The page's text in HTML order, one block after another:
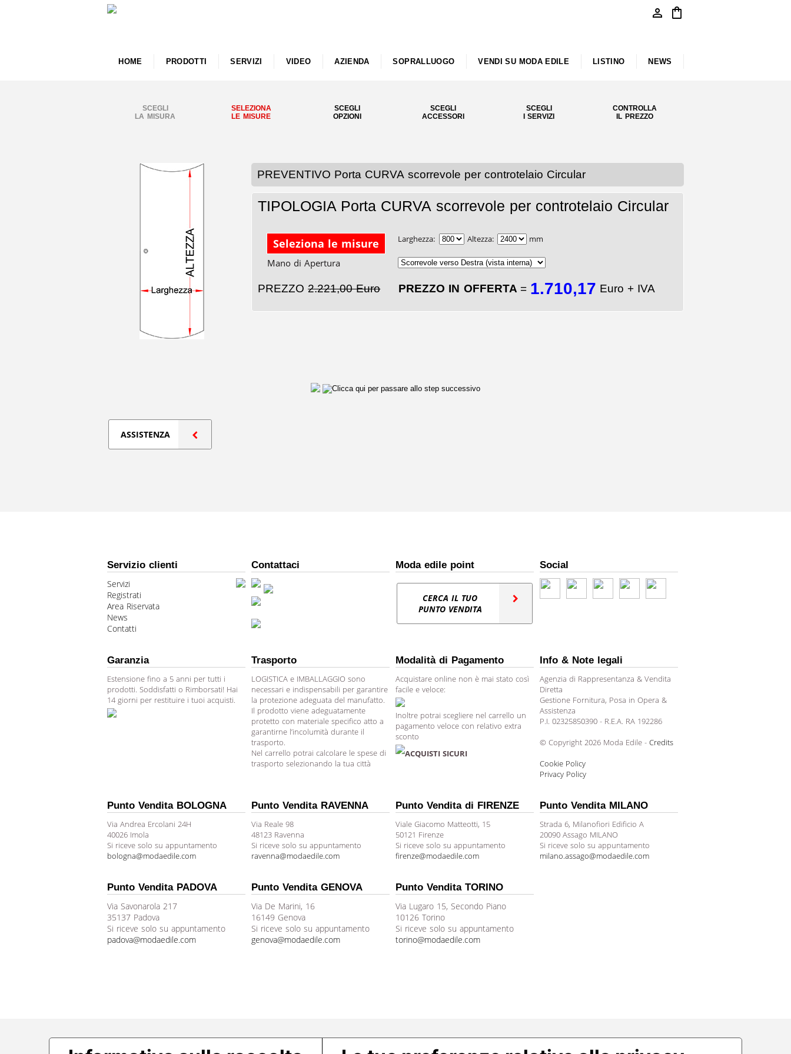
person shopping_bag
HOME PRODOTTI SERVIZI VIDEO AZIENDA SOPRALLUOGO VENDI SU MODA EDILE LISTINO NEWS
SCEGLI
LA MISURA
SELEZIONA
LE MISURE
SCEGLI
OPZIONI
SCEGLI
ACCESSORI
SCEGLI
I SERVIZI
CONTROLLA
IL PREZZO
PREVENTIVO Porta CURVA scorrevole per controtelaio Circular
TIPOLOGIA Porta CURVA scorrevole per controtelaio Circular
Seleziona le misure Larghezza: Altezza: mm
Mano di Apertura
PREZZO2.221,00 Euro PREZZO IN OFFERTA = 1.710,17 Euro + IVA
ASSISTENZA
Servizio clienti
Servizi
Registrati
Area Riservata
News
Contatti
Contattaci Moda edile point
CERCA IL TUO
PUNTO VENDITA
Social
Garanzia
Estensione fino a 5 anni per tutti i
prodotti. Soddisfatti o Rimborsati! Hai
14 giorni per restituire i tuoi acquisti.
Trasporto
LOGISTICA e IMBALLAGGIO sono
necessari e indispensabili per garantire
la protezione adeguata del manufatto.
Il prodotto viene adeguatamente
protetto con materiale specifico atto a
garantirne l’incolumità durante il
trasporto.
Nel carrello potrai calcolare le spese di
trasporto selezionando la tua città
Modalità di Pagamento
Acquistare online non è mai stato così
facile e veloce:
Inoltre potrai scegliere nel carrello un
pagamento veloce con relativo extra
sconto
ACQUISTI SICURI
Info & Note legali
Agenzia di Rappresentanza & Vendita
Diretta
Gestione Fornitura, Posa in Opera &
Assistenza
P.I. 02325850390 - R.E.A. RA 192286
© Copyright 2026 Moda Edile - Credits
Cookie Policy
Privacy Policy
Punto Vendita BOLOGNA
Via Andrea Ercolani 24H
40026 Imola
Si riceve solo su appuntamento
bologna@modaedile.com
Punto Vendita RAVENNA
Via Reale 98
48123 Ravenna
Si riceve solo su appuntamento
ravenna@modaedile.com
Punto Vendita di FIRENZE
Viale Giacomo Matteotti, 15
50121 Firenze
Si riceve solo su appuntamento
firenze@modaedile.com
Punto Vendita MILANO
Strada 6, Milanofiori Edificio A
20090 Assago MILANO
Si riceve solo su appuntamento
milano.assago@modaedile.com
Punto Vendita PADOVA
Via Savonarola 217
35137 Padova
Si riceve solo su appuntamento
padova@modaedile.com
Punto Vendita GENOVA
Via De Marini, 16
16149 Genova
Si riceve solo su appuntamento
genova@modaedile.com
Punto Vendita TORINO
Via Lugaro 15, Secondo Piano
10126 Torino
Si riceve solo su appuntamento
torino@modaedile.com